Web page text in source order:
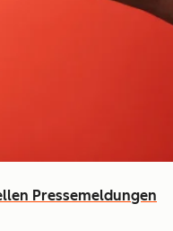
Pressemeldungen